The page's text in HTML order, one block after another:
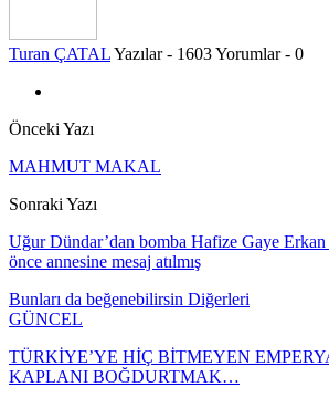
Turan ÇATALYazılar - 1603Yorumlar - 0
Önceki Yazı
MAHMUT MAKAL
Sonraki Yazı
Uğur Dündar’dan bomba Hafize Gaye Erkan
önce annesine mesaj atılmış
Bunları da beğenebilirsin Diğerleri
GÜNCEL
TÜRKİYE’YE HİÇ BİTMEYEN
KAPLANI BOĞDURTMAK…